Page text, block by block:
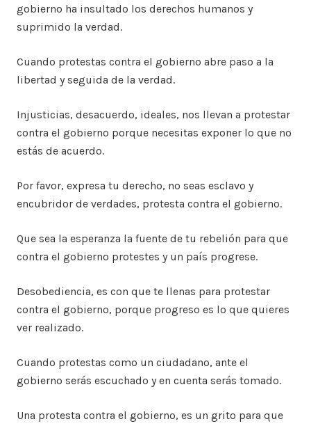
gobierno ha insultado los derechos humanos y
suprimido la verdad.
Cuando protestas contra el gobierno abre paso a la
libertad y seguida de la verdad.
Injusticias, desacuerdo, ideales, nos llevan a protestar
contra el gobierno porque necesitas exponer lo que no
estás de acuerdo.
Por favor, expresa tu derecho, no seas esclavo y
encubridor de verdades, protesta contra el gobierno.
Que sea la esperanza la fuente de tu rebelión para que
contra el gobierno protestes y un país progrese.
Desobediencia, es con que te llenas para protestar
contra el gobierno, porque progreso es lo que quieres
ver realizado.
Cuando protestas como un ciudadano, ante el
gobierno serás escuchado y en cuenta serás tomado.
Una protesta contra el gobierno, es un grito para que